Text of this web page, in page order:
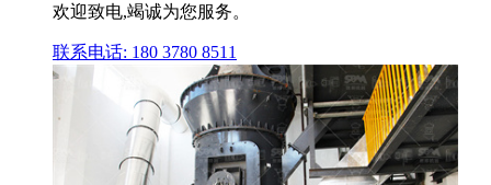
欢迎致电,竭诚为您服务。
联系电话: 180 3780 8511